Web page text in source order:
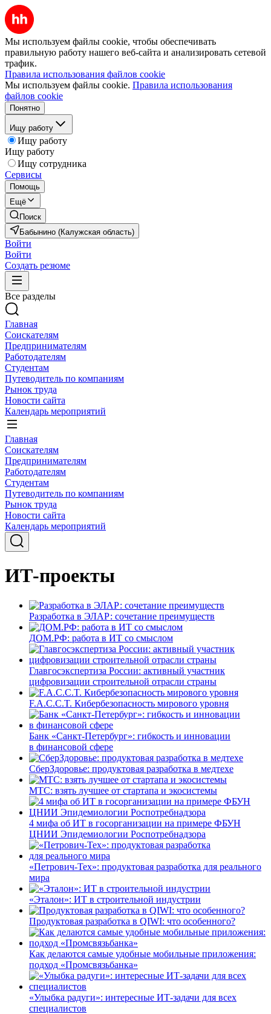
Мы используем файлы cookie, чтобы обеспечивать
правильную работу нашего веб-сайта и анализировать сетевой
трафик.
Правила использования файлов cookie
Мы используем файлы cookie. Правила использования
файлов cookie
Понятно
Ищу работу
Ищу работу
Ищу работу
Ищу сотрудника
Сервисы
Помощь
Ещё
Поиск
Бабынино (Калужская область)
Войти
Войти
Создать резюме
Все разделы
Главная
Соискателям
Предпринимателям
Работодателям
Студентам
Путеводитель по компаниям
Рынок труда
Новости сайта
Календарь мероприятий
Главная
Соискателям
Предпринимателям
Работодателям
Студентам
Путеводитель по компаниям
Рынок труда
Новости сайта
Календарь мероприятий
ИТ-проекты
Разработка в ЭЛАР: сочетание преимуществ
ДОМ.РФ: работа в ИТ со смыслом
Главгосэкспертиза России: активный участник
цифровизации строительной отрасли страны
F.A.C.C.T. Кибербезопасность мирового уровня
Банк «Санкт-Петербург»: гибкость и инновации
в финансовой сфере
СберЗдоровье: продуктовая разработка в медтехе
МТС: взять лучшее от стартапа и экосистемы
4 мифа об ИТ в госорганизации на примере ФБУН
ЦНИИ Эпидемиологии Роспотребнадзора
«Петрович-Тех»: продуктовая разработка для реального
мира
«Эталон»: ИТ в строительной индустрии
Продуктовая разработка в QIWI: что особенного?
Как делаются самые удобные мобильные приложения:
подход «Промсвязьбанка»
«Улыбка радуги»: интересные ИТ-задачи для всех
специалистов